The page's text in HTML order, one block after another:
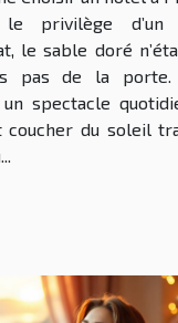
le privilège d’un
le sable doré
pas de la
spectacle
coucher du soleil